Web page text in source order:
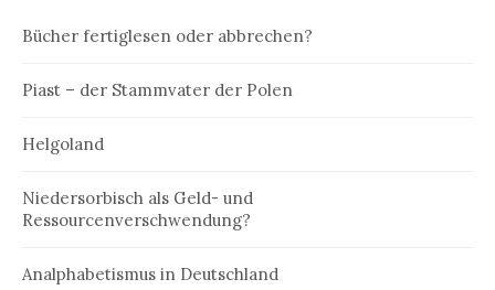
Bücher fertiglesen oder abbrechen?
Piast – der Stammvater der Polen
Helgoland
Niedersorbisch als Geld- und
Ressourcenverschwendung?
Analphabetismus in Deutschland